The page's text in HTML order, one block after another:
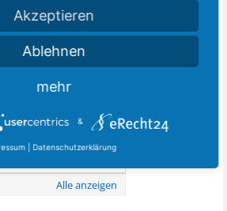
MITGLIED FOLGEN: 29
Alle anzeigen
Akzeptieren
Ablehnen
mehr
&
Datenschutzerklärung